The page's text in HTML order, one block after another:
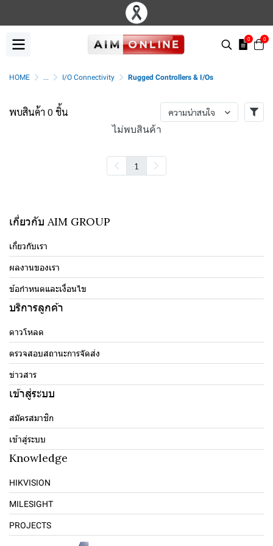
0 0
HOME ... I/O Connectivity Rugged Controllers & I/Os
พบสินค้า 0 ชิ้น ความน่าสนใจ
ไม่พบสินค้า
1
เกี่ยวกับ AIM GROUP
เกี่ยวกับเรา
ผลงานของเรา
ข้อกำหนดและเงื่อนไข
บริการลูกค้า
ดาวโหลด
ตรวจสอบสถานะการจัดส่ง
ข่าวสาร
เข้าสู่ระบบ
สมัครสมาชิก
เข้าสู่ระบบ
Knowledge
HIKVISION
MILESIGHT
PROJECTS